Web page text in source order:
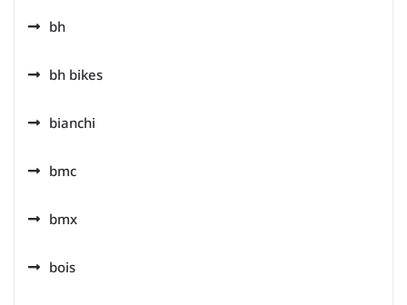
bh
bh bikes
bianchi
bmc
bmx
bois